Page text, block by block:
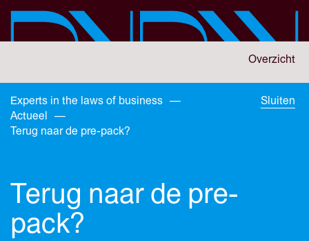
Overzicht
You
are
here:
Experts in the laws of business —
Actueel
—
Terug naar de pre-pack?
Sluiten
Terug naar de pre-
pack?